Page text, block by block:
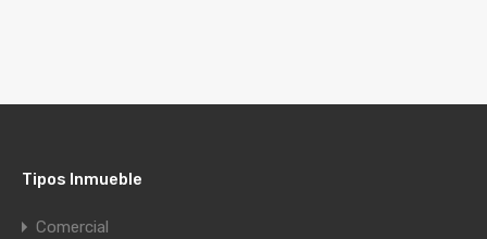
Tipos Inmueble
Comercial